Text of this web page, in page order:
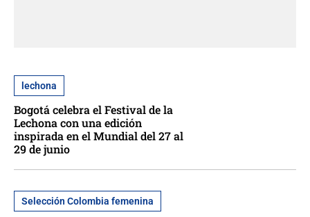
lechona
Bogotá celebra el Festival de la
Lechona con una edición
inspirada en el Mundial del 27 al
29 de junio
Selección Colombia femenina